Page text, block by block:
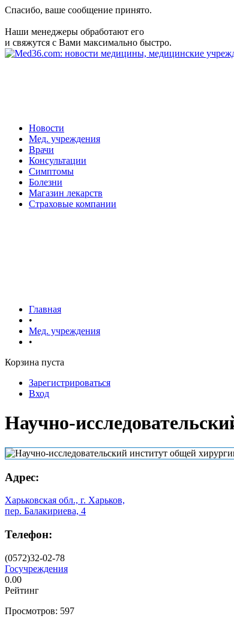
Спасибо, ваше сообщение принято.
Наши менеджеры обработают его
и свяжутся с Вами максимально быстро.
Новости
Мед. учреждения
Врачи
Консультации
Симптомы
Болезни
Магазин лекарств
Страховые компании
Главная
•
Мед. учреждения
•
Корзина пуста
Зарегистрироваться
Вход
Научно-
Адрес:
Харьковская обл., г. Харьков,
пер. Балакириева, 4
Телефон:
(0572)32-02-78
Госучреждения
0.00
Рейтинг
Просмотров: 597